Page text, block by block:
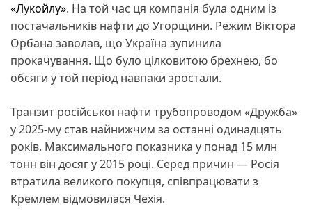
«Лукойлу». На той час ця компанія була одним із
постачальників нафти до Угорщини. Режим Віктора
Орбана заволав, що Україна зупинила
прокачування. Що було цілковитою брехнею, бо
обсяги у той період навпаки зростали.
Транзит російської нафти трубопроводом «Дружба»
у 2025-му став найнижчим за останні одинадцять
років. Максимального показника у понад 15 млн
тонн він досяг у 2015 році. Серед причин — Росія
втратила великого покупця, співпрацювати з
Кремлем відмовилася Чехія.